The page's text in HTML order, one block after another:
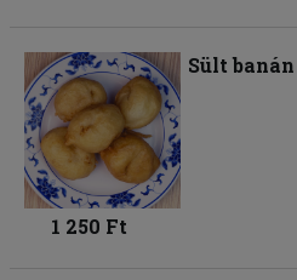
Sült banán
1 250 Ft